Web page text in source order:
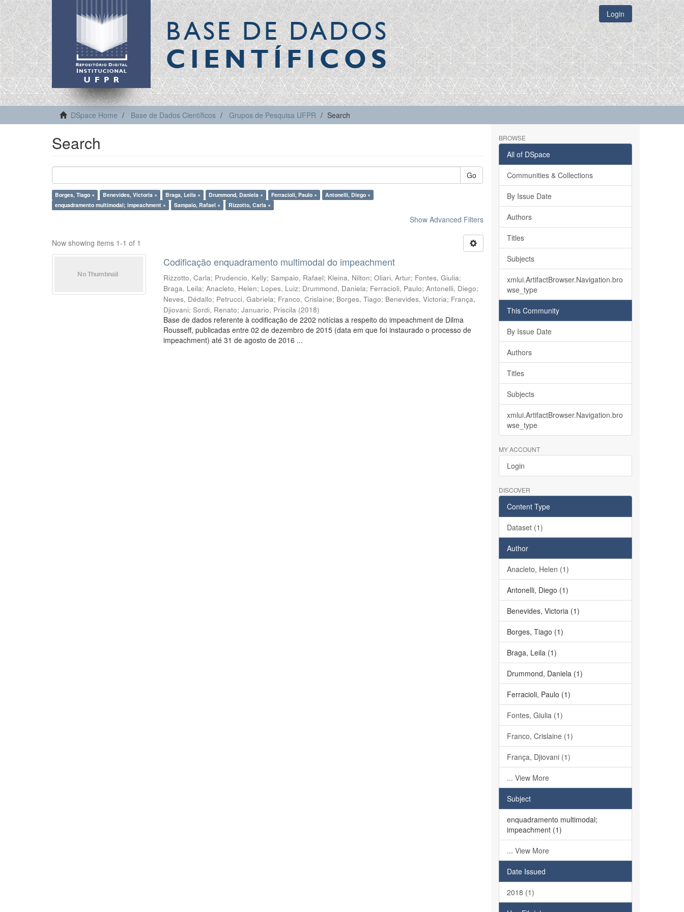
BASE DE DADOS
CIENTÍFICOS
Login
DSpace Home Base de Dados Científicos Grupos de Pesquisa UFPR Search
Search
Go
Borges, Tiago × Benevides, Victoria × Braga, Leila × Drummond, Daniela × Ferracioli, Paulo ×
Antonelli, Diego ×
enquadramento multimodal; impeachment ×
Sampaio, Rafael × Rizzotto, Carla ×
Show Advanced Filters
Now showing items 1-1 of 1
Codificação enquadramento multimodal do impeachment
Rizzotto, Carla; Prudencio, Kelly;Sampaio, Rafael; Kleina, Nilton;Oliari, Artur; Fontes, Giulia;
Braga, Leila;Anacleto, Helen; Lopes, Luiz; Drummond, Daniela; Ferracioli, Paulo;Antonelli, Diego;
Neves, Dédallo; Petrucci, Gabriela; Franco, Crislaine; Borges, Tiago; Benevides, Victoria; França,
Djiovani;Sordi, Renato;Januario, Priscila (2018)
Base de dados referente à codificação de 2202 notícias a respeito do impeachment de Dilma
Rousseff, publicadas entre 02 de dezembro de 2015 (data em que foi instaurado o processo de
impeachment) até 31 de agosto de 2016 ...
BROWSE
All of DSpace
Communities & Collections
By Issue Date
Authors
Titles
Subjects
xmlui.ArtifactBrowser.Navigation.bro
wse_type
This Community
By Issue Date
Authors
Titles
Subjects
xmlui.ArtifactBrowser.Navigation.bro
wse_type
MY ACCOUNT
Login
DISCOVER
Content Type
Dataset (1)
Author
Anacleto, Helen (1)
Antonelli, Diego (1)
Benevides, Victoria (1)
Borges, Tiago (1)
Braga, Leila (1)
Drummond, Daniela (1)
Ferracioli, Paulo (1)
Fontes, Giulia (1)
Franco, Crislaine (1)
França, Djiovani (1)
... View More
Subject
enquadramento multimodal;
impeachment (1)
... View More
Date Issued
2018 (1)